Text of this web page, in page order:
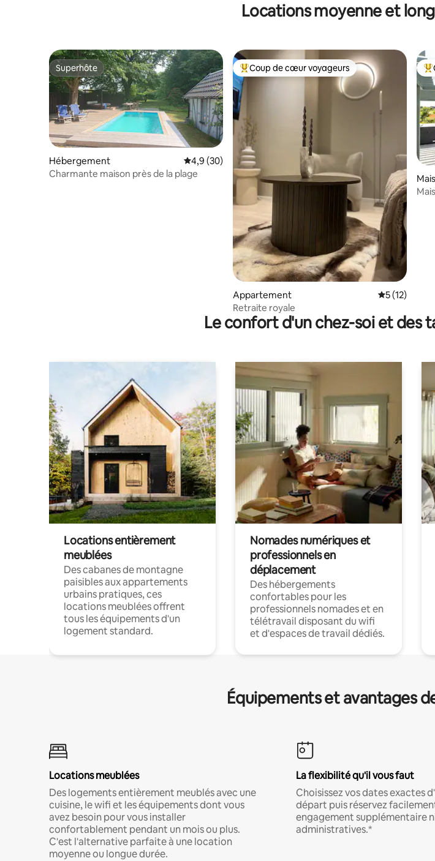
Locations moyenne et
Superhôte
Superhôte
Hébergement Évaluation moyenne sur la base de 30 commentaires : 4,9
4,9 (30)
Charmante maison près de la plage
Coups de cœur voyageurs les plus appréciés
Coup de cœur voyageurs
Appartement Évaluation
5 (12)
Retraite royale
Le confort d'un chez-soi et des
Locations entièrement
meublées
Des cabanes de montagne
paisibles aux appartements
urbains pratiques, ces
locations meublées offrent
tous les équipements d'un
logement standard.
Nomades numériques et
professionnels en
déplacement
Des hébergements
confortables pour les
professionnels nomades et en
télétravail disposant du wifi
et d'espaces de travail dédiés.
Équipements et avantages
Locations meublées
Des logements entièrement meublés avec une
cuisine, le wifi et les équipements dont vous
avez besoin pour vous installer
confortablement pendant un mois ou plus.
C'est l'alternative parfaite à une location
moyenne ou longue durée.
La flexibilité qu'il vous faut
Choisissez vos dates exactes
départ puis réservez
engagement supplémentaire
administratives.*